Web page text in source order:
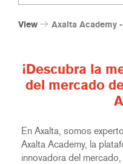
View Axalta Academy
¡Descubra la
del mercado
En Axalta, somos
Axalta Academy, la
innovadora del